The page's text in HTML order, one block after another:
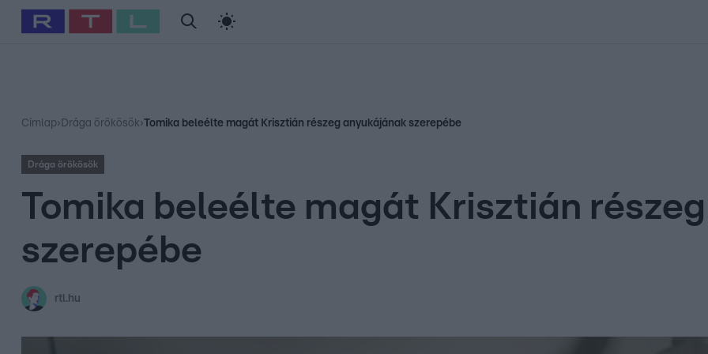
Babits Marcella Szellő István Most Wanted
Címlap› Drága örökösök›Tomika beleélte magát Krisztián részeg anyukájának szerepébe
Drága örökösök
Tomika beleélte magát Krisztián
szerepébe
rtl.hu